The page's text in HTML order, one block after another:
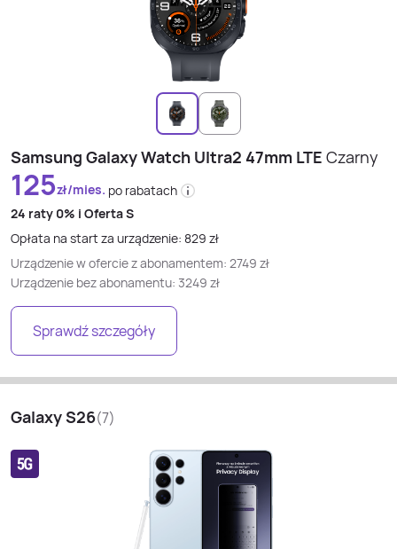
Samsung Galaxy Watch Ultra2 47mm LTE Czarny
125zł/mies. po rabatach
24 raty 0% i Oferta S
Opłata na start za urządzenie: 829 zł
Urządzenie w ofercie z abonamentem: 2749 zł
Urządzenie bez abonamentu: 3249 zł
Sprawdź szczegóły
Galaxy S26(7)